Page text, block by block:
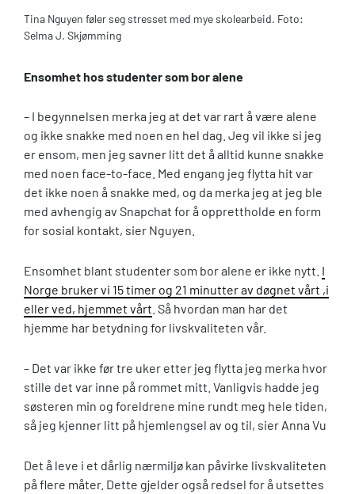
Tina Nguyen føler seg stresset med mye skolearbeid. Foto:
Selma J. Skjømming
Ensomhet hos studenter som bor alene
– I begynnelsen merka jeg at det var rart å være alene
og ikke snakke med noen en hel dag. Jeg vil ikke si jeg
er ensom, men jeg savner litt det å alltid kunne snakke
med noen face-to-face. Med engang jeg flytta hit var
det ikke noen å snakke med, og da merka jeg at jeg ble
med avhengig av Snapchat for å opprettholde en form
for sosial kontakt, sier Nguyen.
Ensomhet blant studenter som bor alene er ikke nytt. I
Norge bruker vi 15 timer og 21 minutter av døgnet vårt ,i
eller ved, hjemmet vårt . Så hvordan man har det
hjemme har betydning for livskvaliteten vår.
– Det var ikke før tre uker etter jeg flytta jeg merka hvor
stille det var inne på rommet mitt. Vanligvis hadde jeg
søsteren min og foreldrene mine rundt meg hele tiden,
så jeg kjenner litt på hjemlengsel av og til, sier Anna Vu
Det å leve i et dårlig nærmiljø kan påvirke livskvaliteten
på flere måter. Dette gjelder også redsel for å utsettes